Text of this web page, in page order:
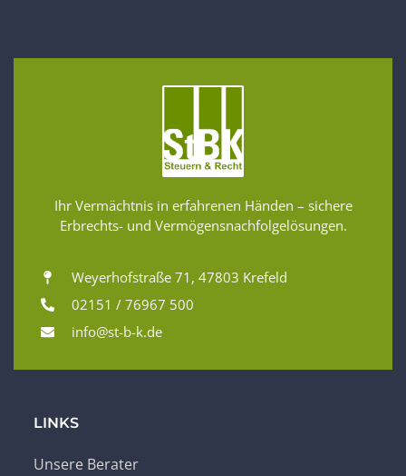
Ihr Vermächtnis in erfahrenen Händen – sichere
Erbrechts- und Vermögensnachfolgelösungen.
Weyerhofstraße 71, 47803 Krefeld
02151 / 76967 500
info@st-b-k.de
LINKS
Unsere Berater